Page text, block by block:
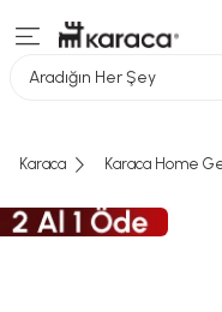
Aradığın Her Şey
Karaca Karaca Home